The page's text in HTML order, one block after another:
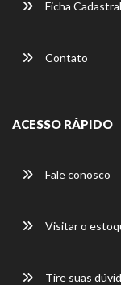
Ficha Cadastral
Contato
ACESSO RÁPIDO
Fale conosco
Visitar o
Tire suas